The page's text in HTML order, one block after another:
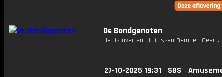
De Bondgenoten
Het is over en uit tussen Demi en Geert.
27-10-2025 19:31 SBS